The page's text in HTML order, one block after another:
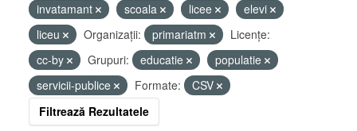
invatamant
scoala licee
elevi
liceu
Organizații: primariatm
Licenţe:
cc-by
Grupuri: educatie
populatie
servicii-publice
Formate:
CSV
Filtrează Rezultatele